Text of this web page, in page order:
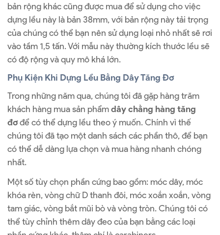
bản rộng khác cũng được mua để sử dụng cho việc
dựng lều này là bản 38mm, với bản rộng này tải trọng
của chúng có thể bạn nên sử dụng loại nhỏ nhất sẽ rơi
vào tầm 1,5 tấn. Với mẫu này thường kích thước lều sẽ
có độ rộng và quy mô khá lớn.
Phụ Kiện Khi Dựng Lều Bằng Dây Tăng Đơ
Trong những năm qua, chúng tôi đã gặp hàng trăm
khách hàng mua sản phẩmdây chằng hàng tăng
đơđể có thể dựng lều theo ý muốn. Chính vì thế
chúng tôi đã tạo một danh sách các phần thô, để bạn
có thể dễ dàng lựa chọn và mua hàng nhanh chóng
nhất.
Một số tùy chọn phần cứng bao gồm: móc dây, móc
khóa rèn, vòng chữ D thanh đôi, móc xoắn xoắn, vòng
tam giác, vòng bắt mũi bò và vòng tròn. Chúng tôi có
thể tùy chỉnh thêm dây đeo của bạn bằng các loại